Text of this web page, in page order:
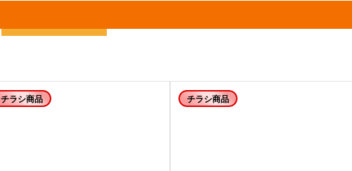
チラシ商品 チラシ商品